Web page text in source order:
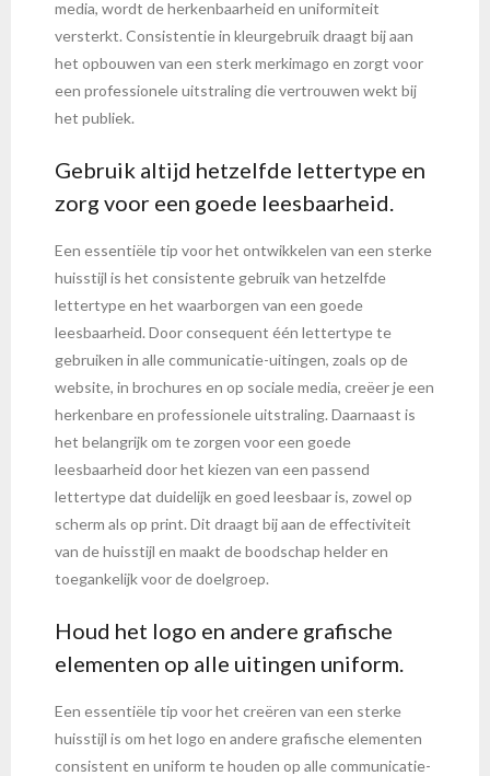
media, wordt de herkenbaarheid en uniformiteit
versterkt. Consistentie in kleurgebruik draagt bij aan
het opbouwen van een sterk merkimago en zorgt voor
een professionele uitstraling die vertrouwen wekt bij
het publiek.
Gebruik altijd hetzelfde lettertype en
zorg voor een goede leesbaarheid.
Een essentiële tip voor het ontwikkelen van een sterke
huisstijl is het consistente gebruik van hetzelfde
lettertype en het waarborgen van een goede
leesbaarheid. Door consequent één lettertype te
gebruiken in alle communicatie-uitingen, zoals op de
website, in brochures en op sociale media, creëer je een
herkenbare en professionele uitstraling. Daarnaast is
het belangrijk om te zorgen voor een goede
leesbaarheid door het kiezen van een passend
lettertype dat duidelijk en goed leesbaar is, zowel op
scherm als op print. Dit draagt bij aan de effectiviteit
van de huisstijl en maakt de boodschap helder en
toegankelijk voor de doelgroep.
Houd het logo en andere grafische
elementen op alle uitingen uniform.
Een essentiële tip voor het creëren van een sterke
huisstijl is om het logo en andere grafische elementen
consistent en uniform te houden op alle communicatie-